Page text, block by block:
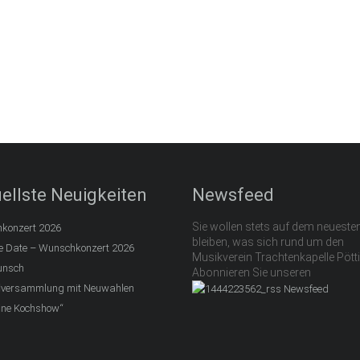
Neuigkeiten
2026
Date – Wunschkonzert 2026
mit Neuwahlen
Kochshow“
Newsfeed
Sie wollen stets auf dem
bleiben, was sich rund um den
Musikverein Trachtenkapelle
Abonnieren Sie unseren
Newsfeed